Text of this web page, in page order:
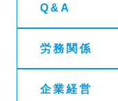
Q&A
労務関係
企業経営